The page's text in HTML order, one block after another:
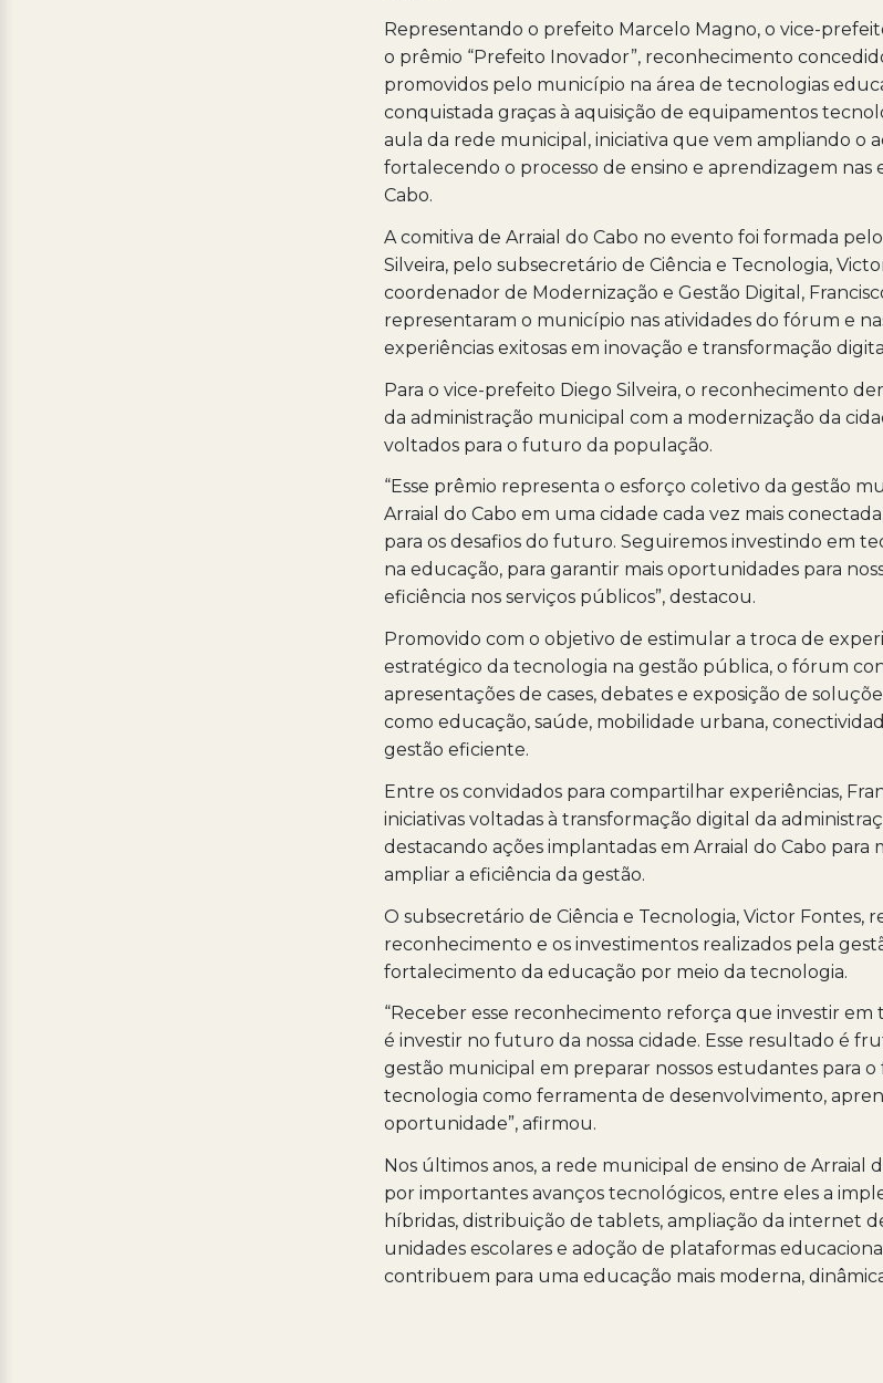
Representando o prefeito Marcelo Magno, o vice-
o prêmio “Prefeito Inovador”, reconhecimento
promovidos pelo município na área de tecnologias
conquistada graças à aquisição de equipamentos
aula da rede municipal, iniciativa que vem ampliando o
fortalecendo o processo de ensino e aprendizagem nas
Cabo.
A comitiva de Arraial do Cabo no evento foi formada
Silveira, pelo subsecretário de Ciência e Tecnologia,
coordenador de Modernização e Gestão Digital,
representaram o município nas atividades do fórum e
experiências exitosas em inovação e transformação
Para o vice-prefeito Diego Silveira, o reconhecimento
da administração municipal com a modernização da
voltados para o futuro da população.
“Esse prêmio representa o esforço coletivo da gestão
Arraial do Cabo em uma cidade cada vez mais
para os desafios do futuro. Seguiremos investindo em
na educação, para garantir mais oportunidades para
eficiência nos serviços públicos”, destacou.
Promovido com o objetivo de estimular a troca de
estratégico da tecnologia na gestão pública, o fórum
apresentações de cases, debates e exposição de
como educação, saúde, mobilidade urbana,
gestão eficiente.
Entre os convidados para compartilhar experiências,
iniciativas voltadas à transformação digital da
destacando ações implantadas em Arraial do Cabo para
ampliar a eficiência da gestão.
O subsecretário de Ciência e Tecnologia, Victor Fontes,
reconhecimento e os investimentos realizados pela
fortalecimento da educação por meio da tecnologia.
“Receber esse reconhecimento reforça que investir em
é investir no futuro da nossa cidade. Esse resultado é
gestão municipal em preparar nossos estudantes para
tecnologia como ferramenta de desenvolvimento,
oportunidade”, afirmou.
Nos últimos anos, a rede municipal de ensino de Arraial
por importantes avanços tecnológicos, entre eles a
híbridas, distribuição de tablets, ampliação da internet
unidades escolares e adoção de plataformas
contribuem para uma educação mais moderna,